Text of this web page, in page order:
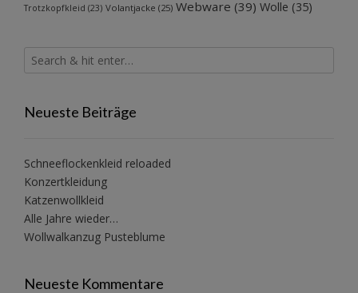
Trotzkopfkleid (23) Volantjacke (25) Webware (39) Wolle (35)
Neueste Beiträge
Schneeflockenkleid reloaded
Konzertkleidung
Katzenwollkleid
Alle Jahre wieder…
Wollwalkanzug Pusteblume
Neueste Kommentare